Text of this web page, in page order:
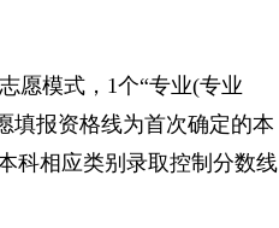
愿模式，1个“专业(专业
填报资格线为首次确定的本
科相应类别录取控制分数线